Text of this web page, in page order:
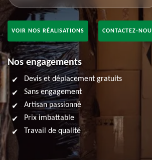
VOIR NOS RÉALISATIONS CONTACTEZ-
Nos engagements
Devis et déplacement gratuits
Sans engagement
Artisan passionné
Prix imbattable
Travail de qualité